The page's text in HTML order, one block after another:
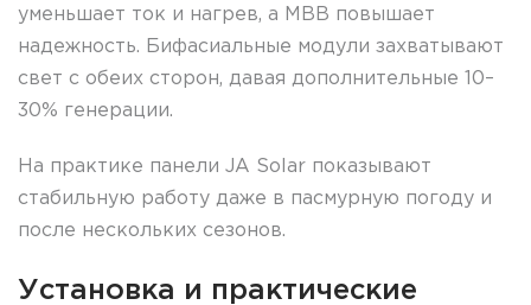
уменьшает ток и нагрев, а MBB повышает
надежность. Бифасиальные модули захватывают
свет с обеих сторон, давая дополнительные 10–
30% генерации.
На практике панели JA Solar показывают
стабильную работу даже в пасмурную погоду и
после нескольких сезонов.
Установка и практические